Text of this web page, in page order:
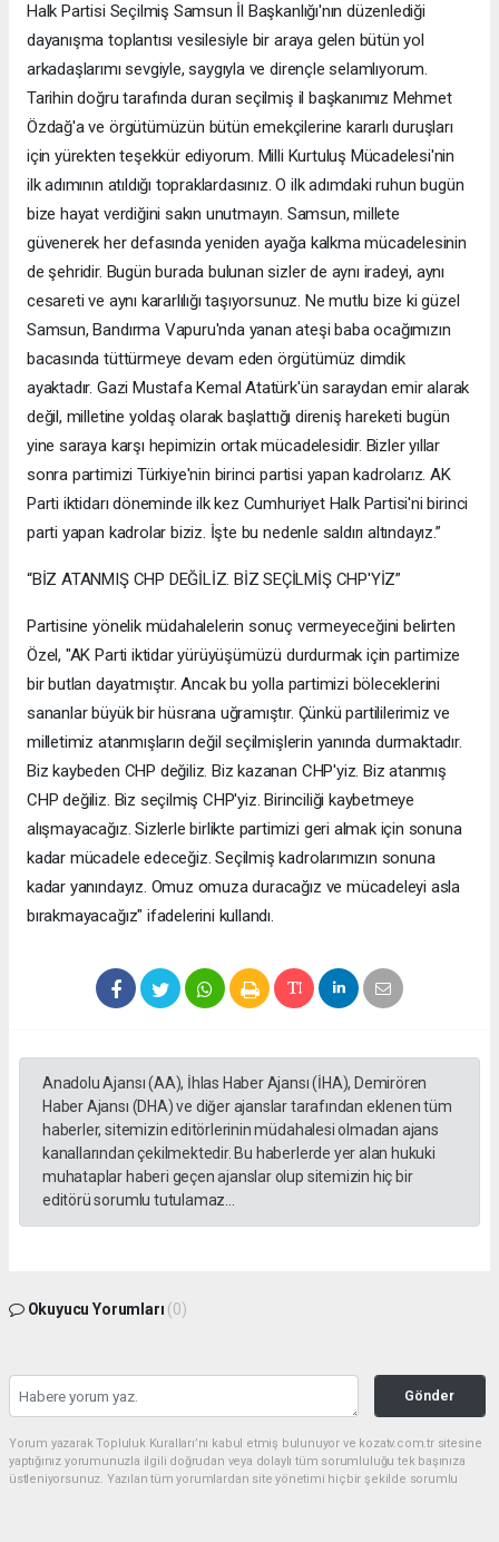
Halk Partisi Seçilmiş Samsun İl Başkanlığı'nın düzenlediği
dayanışma toplantısı vesilesiyle bir araya gelen bütün yol
arkadaşlarımı sevgiyle, saygıyla ve dirençle selamlıyorum.
Tarihin doğru tarafında duran seçilmiş il başkanımız Mehmet
Özdağ'a ve örgütümüzün bütün emekçilerine kararlı duruşları
için yürekten teşekkür ediyorum. Milli Kurtuluş Mücadelesi'nin
ilk adımının atıldığı topraklardasınız. O ilk adımdaki ruhun bugün
bize hayat verdiğini sakın unutmayın. Samsun, millete
güvenerek her defasında yeniden ayağa kalkma mücadelesinin
de şehridir. Bugün burada bulunan sizler de aynı iradeyi, aynı
cesareti ve aynı kararlılığı taşıyorsunuz. Ne mutlu bize ki güzel
Samsun, Bandırma Vapuru'nda yanan ateşi baba ocağımızın
bacasında tüttürmeye devam eden örgütümüz dimdik
ayaktadır. Gazi Mustafa Kemal Atatürk'ün saraydan emir alarak
değil, milletine yoldaş olarak başlattığı direniş hareketi bugün
yine saraya karşı hepimizin ortak mücadelesidir. Bizler yıllar
sonra partimizi Türkiye'nin birinci partisi yapan kadrolarız. AK
Parti iktidarı döneminde ilk kez Cumhuriyet Halk Partisi'ni birinci
parti yapan kadrolar biziz. İşte bu nedenle saldırı altındayız.”
“BİZ ATANMIŞ CHP DEĞİLİZ. BİZ SEÇİLMİŞ CHP'YİZ”
Partisine yönelik müdahalelerin sonuç vermeyeceğini belirten
Özel, "AK Parti iktidar yürüyüşümüzü durdurmak için partimize
bir butlan dayatmıştır. Ancak bu yolla partimizi böleceklerini
sananlar büyük bir hüsrana uğramıştır. Çünkü partililerimiz ve
milletimiz atanmışların değil seçilmişlerin yanında durmaktadır.
Biz kaybeden CHP değiliz. Biz kazanan CHP'yiz. Biz atanmış
CHP değiliz. Biz seçilmiş CHP'yiz. Birinciliği kaybetmeye
alışmayacağız. Sizlerle birlikte partimizi geri almak için sonuna
kadar mücadele edeceğiz. Seçilmiş kadrolarımızın sonuna
kadar yanındayız. Omuz omuza duracağız ve mücadeleyi asla
bırakmayacağız" ifadelerini kullandı.
Anadolu Ajansı (AA), İhlas Haber Ajansı (İHA), Demirören
Haber Ajansı (DHA) ve diğer ajanslar tarafından eklenen tüm
haberler, sitemizin editörlerinin müdahalesi olmadan ajans
kanallarından çekilmektedir. Bu haberlerde yer alan hukuki
muhataplar haberi geçen ajanslar olup sitemizin hiç bir
editörü sorumlu tutulamaz...
Okuyucu Yorumları (0)
Gönder
Yorum yazarak Topluluk Kuralları’nı kabul etmiş bulunuyor ve kozatv.com.tr sitesine
yaptığınız yorumunuzla ilgili doğrudan veya dolaylı tüm sorumluluğu tek başınıza
üstleniyorsunuz. Yazılan tüm yorumlardan site yönetimi hiçbir şekilde sorumlu